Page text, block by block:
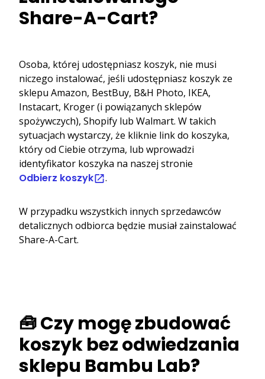
Share-A-Cart?
Osoba, której udostępniasz koszyk, nie musi
niczego instalować, jeśli udostępniasz koszyk ze
sklepu Amazon, BestBuy, B&H Photo, IKEA,
Instacart, Kroger (i powiązanych sklepów
spożywczych), Shopify lub Walmart. W takich
sytuacjach wystarczy, że kliknie link do koszyka,
który od Ciebie otrzyma, lub wprowadzi
identyfikator koszyka na naszej stronie
Odbierz koszyk .
W przypadku wszystkich innych sprzedawców
detalicznych odbiorca będzie musiał zainstalować
Share-A-Cart.
🧰 Czy mogę zbudować
koszyk bez odwiedzania
sklepu Bambu Lab?